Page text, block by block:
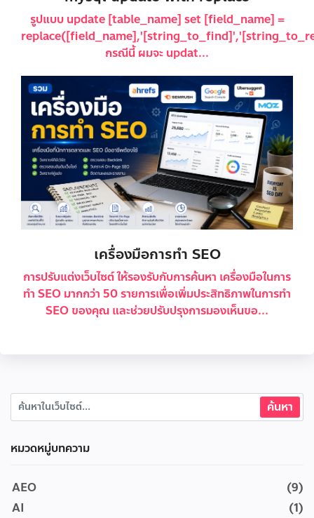
รูปแบบ update [table_name] set [field_name] =
กรณีนี้ ผมจะ updat...
เครื่องมือการทำ SEO
การปรับแต่งเว็บไซต์ ให้รองรับกับการค้นหา เครื่องมือในการ
ทำ SEO มากกว่า 50 รายการเพื่อเพิ่มประสิทธิภาพในการทำ
SEO ของคุณ และช่วยปรับปรุงการมองเห็นขอ...
หมวดหมู่บทความ
AEO
(9)
AI
(1)